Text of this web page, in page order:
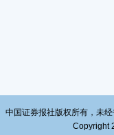
中国证券报社版权所有，未
Copyright